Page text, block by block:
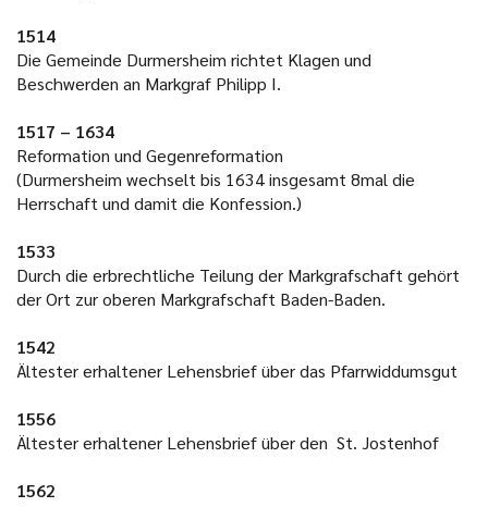
1514
Die Gemeinde Durmersheim richtet Klagen und
Beschwerden an Markgraf Philipp I.
1517 – 1634
Reformation und Gegenreformation
(Durmersheim wechselt bis 1634 insgesamt 8mal die
Herrschaft und damit die Konfession.)
1533
Durch die erbrechtliche Teilung der Markgrafschaft gehört
der Ort zur oberen Markgrafschaft Baden-Baden.
1542
Ältester erhaltener Lehensbrief über das Pfarrwiddumsgut
1556
Ältester erhaltener Lehensbrief über den St. Jostenhof
1562